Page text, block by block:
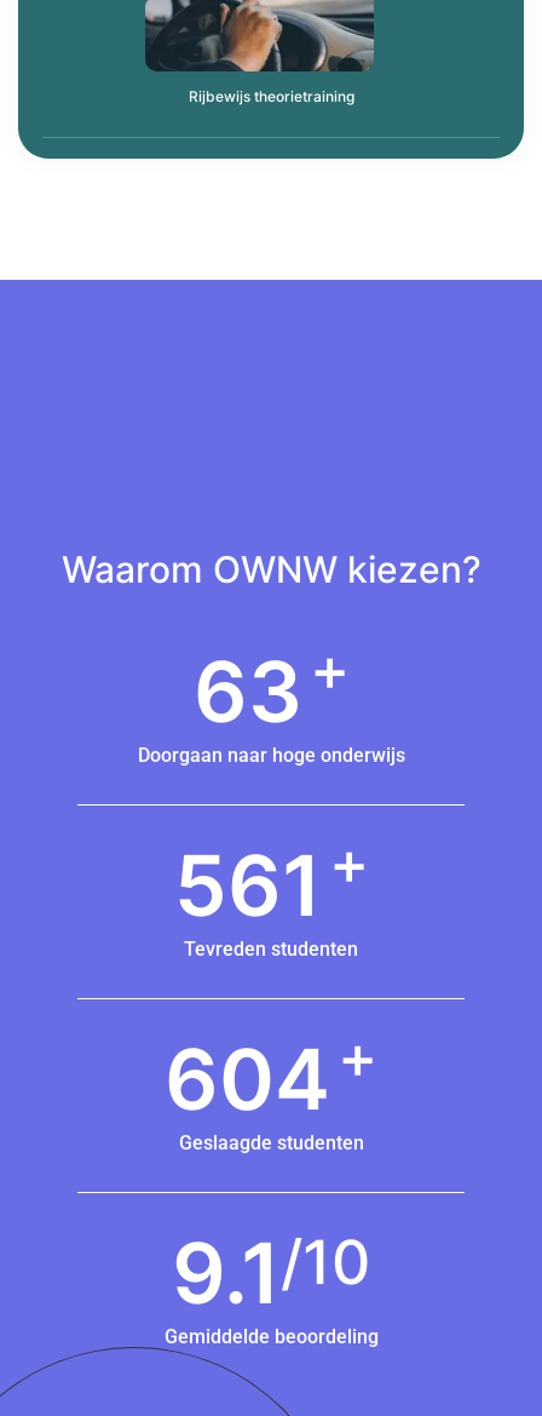
Rijbewijs theorietraining
Waarom OWNW kiezen?
63 +
Doorgaan naar hoge onderwijs
561 +
Tevreden studenten
604 +
Geslaagde studenten
9.1/10
Gemiddelde beoordeling